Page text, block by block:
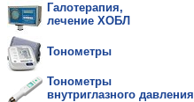
Галотерапия,
лечение ХОБЛ
Тонометры
Тонометры
внутриглазного давления